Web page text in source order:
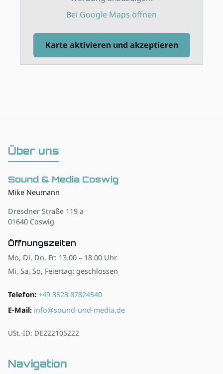
Bei Google Maps öffnen
Karte aktivieren und akzeptieren
Über uns
Sound & Media Coswig
Mike Neumann
Dresdner Straße 119 a
01640 Coswig
Öffnungszeiten
Mo, Di, Do, Fr: 13.00 – 18.00 Uhr
Mi, Sa, So, Feiertag: geschlossen
Telefon: +49 3523 87824540
E-Mail: info@sound-und-media.de
USt.-ID: DE222105222
Navigation